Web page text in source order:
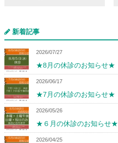
新着記事
2026/07/27
★8月の休診のお知らせ★
2026/06/17
★7月の休診のお知らせ★
2026/05/26
★６月の休診のお知らせ★
2026/04/25